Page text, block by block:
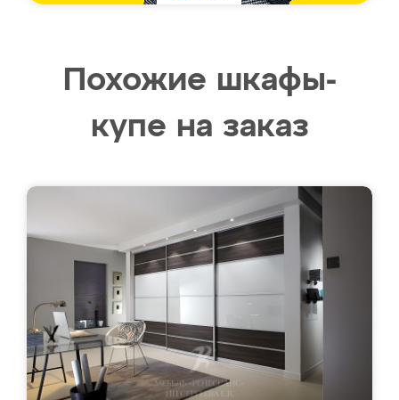
Похожие шкафы-
купе на заказ